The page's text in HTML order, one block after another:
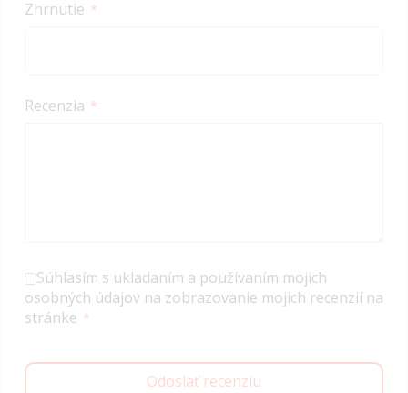
Zhrnutie
Recenzia
Súhlasím s ukladaním a používaním mojich
osobných údajov na zobrazovanie mojich recenzií na
stránke
Odoslať recenziu